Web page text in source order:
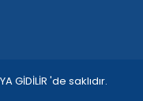
GİDİLİR 'de saklıdır.